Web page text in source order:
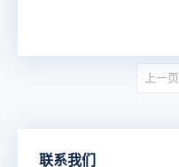
上一页
联系我们